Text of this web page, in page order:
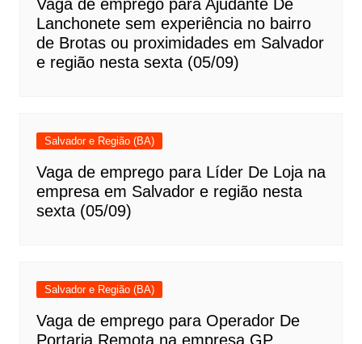
Vaga de emprego para Ajudante De
Lanchonete sem experiência no bairro
de Brotas ou proximidades em Salvador
e região nesta sexta (05/09)
Salvador e Região (BA)
Vaga de emprego para Líder De Loja na
empresa em Salvador e região nesta
sexta (05/09)
Salvador e Região (BA)
Vaga de emprego para Operador De
Portaria Remota na empresa GP